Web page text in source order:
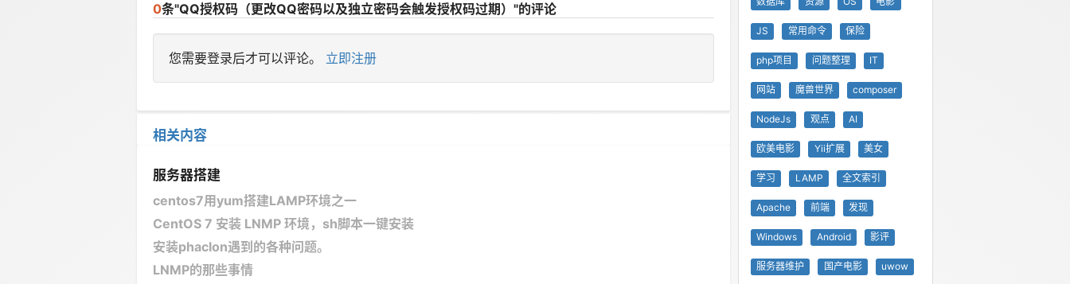
0条"QQ授权码（更改QQ密码以及独立密码会触发授权码过期）"的评论
您需要登录后才可以评论。 立即注册
相关内容
服务器搭建
centos7用yum搭建LAMP环境之一
CentOS 7 安装 LNMP 环境，sh脚本一键安装
安装phaclon遇到的各种问题。
LNMP的那些事情
JS 常用命令 保险
php项目 问题整理 IT
网站 魔兽世界 composer
NodeJs 观点 AI
欧美电影 Yii扩展 美女
学习 LAMP 全文索引
Apache 前端 发现
Windows Android 影评
服务器维护 国产电影 uwow